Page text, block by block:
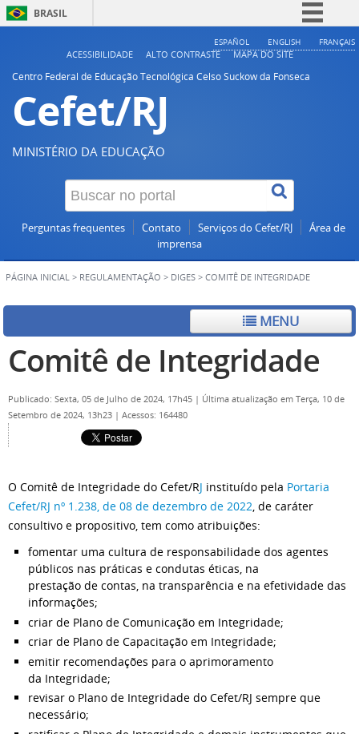
BRASIL
Simplifique!
ESPAÑOL ENGLISH FRANÇAIS
ACESSIBILIDADE ALTO CONTRASTE
MAPA DO SITE
Centro Federal de Educação Tecnológica Celso Suckow da Fonseca
Cefet/RJ
MINISTÉRIO DA EDUCAÇÃO
Perguntas frequentes Contato Serviços do Cefet/RJ
Área de
imprensa
PÁGINA INICIAL > REGULAMENTAÇÃO > DIGES > COMITÊ DE INTEGRIDADE
MENU
Comitê de Integridade
Publicado: Sexta, 05 de Julho de 2024, 17h45 | Última atualização em Terça, 10 de
Setembro de 2024, 13h23 | Acessos: 164480
O Comitê de Integridade do Cefet/RJ instituído pela Portaria
Cefet/RJ nº 1.238, de 08 de dezembro de 2022, de caráter
consultivo e propositivo, tem como atribuições:
fomentar uma cultura de responsabilidade dos agentes
públicos nas práticas e condutas éticas, na
prestação de contas, na transparência e na efetividade das
informações;
criar de Plano de Comunicação em Integridade;
criar de Plano de Capacitação em Integridade;
emitir recomendações para o aprimoramento
da Integridade;
revisar o Plano de Integridade do Cefet/RJ sempre que
necessário;